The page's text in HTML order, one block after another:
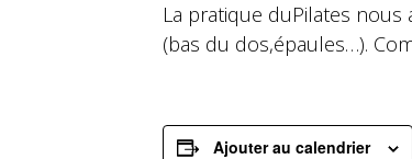
La pratique duPilates
(bas du dos,épaules…).
Ajouter au calendrier